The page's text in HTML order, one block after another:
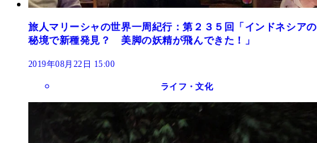
旅人マリーシャの世界一周紀行：第２３５回「インドネシアの
秘境で新種発見？ 美脚の妖精が飛んできた！」
2019年08月22日 15:00
ライフ・文化